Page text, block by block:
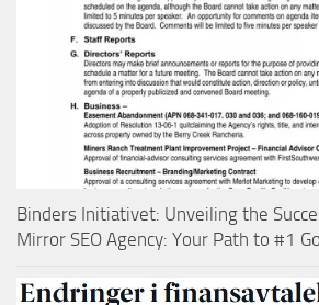
Binders Initiativet: Unveiling the
Mirror SEO Agency: Your Path to #1